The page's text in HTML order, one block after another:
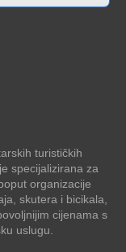
turističkih
specijalizirana za
organizacije
skutera i bicikala,
cijenama s
uslugu.